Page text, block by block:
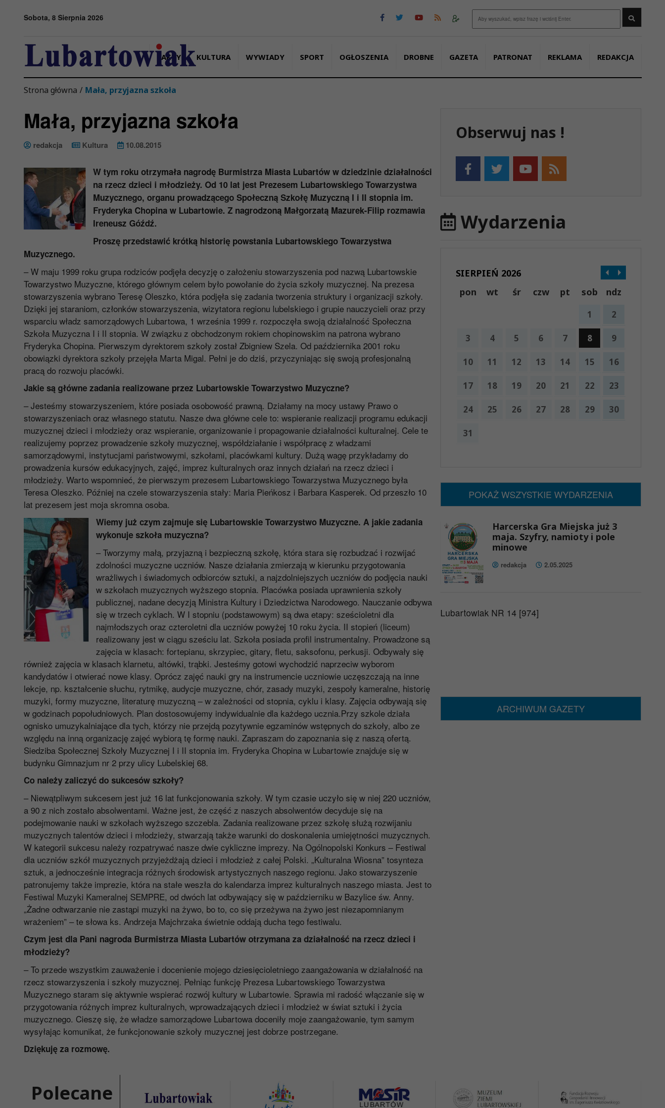
Sobota, 8 Sierpnia 2026
FAKTY KULTURA WYWIADY SPORT OGŁOSZENIA DROBNE GAZETA PATRONAT REKLAMA REDAKCJA
Strona główna / Mała, przyjazna szkoła
Mała, przyjazna szkoła
redakcja Kultura 10.08.2015
W tym roku otrzymała nagrodę Burmistrza Miasta Lubartów w dziedzinie działalności
na rzecz dzieci i młodzieży. Od 10 lat jest Prezesem Lubartowskiego Towarzystwa
Muzycznego, organu prowadzącego Społeczną Szkołę Muzyczną I i II stopnia im.
Fryderyka Chopina w Lubartowie. Z nagrodzoną Małgorzatą Mazurek-Filip rozmawia
Ireneusz Góźdź.
Proszę przedstawić krótką historię powstania Lubartowskiego Towarzystwa
Muzycznego.
– W maju 1999 roku grupa rodziców podjęła decyzję o założeniu stowarzyszenia pod nazwą Lubartowskie
Towarzystwo Muzyczne, którego głównym celem było powołanie do życia szkoły muzycznej. Na prezesa
stowarzyszenia wybrano Teresę Oleszko, która podjęła się zadania tworzenia struktury i organizacji szkoły.
Dzięki jej staraniom, członków stowarzyszenia, wizytatora regionu lubelskiego i grupie nauczycieli oraz przy
wsparciu władz samorządowych Lubartowa, 1 września 1999 r. rozpoczęła swoją działalność Społeczna
Szkoła Muzyczna I i II stopnia. W związku z obchodzonym rokiem chopinowskim na patrona wybrano
Fryderyka Chopina. Pierwszym dyrektorem szkoły został Zbigniew Szela. Od października 2001 roku
obowiązki dyrektora szkoły przejęła Marta Migal. Pełni je do dziś, przyczyniając się swoją profesjonalną
pracą do rozwoju placówki.
Jakie są główne zadania realizowane przez Lubartowskie Towarzystwo Muzyczne?
– Jesteśmy stowarzyszeniem, które posiada osobowość prawną. Działamy na mocy ustawy Prawo o
stowarzyszeniach oraz własnego statutu. Nasze dwa główne cele to: wspieranie realizacji programu edukacji
muzycznej dzieci i młodzieży oraz wspieranie, organizowanie i propagowanie działalności kulturalnej. Cele te
realizujemy poprzez prowadzenie szkoły muzycznej, współdziałanie i współpracę z władzami
samorządowymi, instytucjami państwowymi, szkołami, placówkami kultury. Dużą wagę przykładamy do
prowadzenia kursów edukacyjnych, zajęć, imprez kulturalnych oraz innych działań na rzecz dzieci i
młodzieży. Warto wspomnieć, że pierwszym prezesem Lubartowskiego Towarzystwa Muzycznego była
Teresa Oleszko. Później na czele stowarzyszenia stały: Maria Pieńkosz i Barbara Kasperek. Od przeszło 10
lat prezesem jest moja skromna osoba.
Wiemy już czym zajmuje się Lubartowskie Towarzystwo Muzyczne. A jakie zadania
wykonuje szkoła muzyczna?
– Tworzymy małą, przyjazną i bezpieczną szkołę, która stara się rozbudzać i rozwijać
zdolności muzyczne uczniów. Nasze działania zmierzają w kierunku przygotowania
wrażliwych i świadomych odbiorców sztuki, a najzdolniejszych uczniów do podjęcia nauki
w szkołach muzycznych wyższego stopnia. Placówka posiada uprawnienia szkoły
publicznej, nadane decyzją Ministra Kultury i Dziedzictwa Narodowego. Nauczanie odbywa
się w trzech cyklach. W I stopniu (podstawowym) są dwa etapy: sześcioletni dla
najmłodszych oraz czteroletni dla uczniów powyżej 10 roku życia. II stopień (liceum)
realizowany jest w ciągu sześciu lat. Szkoła posiada profil instrumentalny. Prowadzone są
zajęcia w klasach: fortepianu, skrzypiec, gitary, fletu, saksofonu, perkusji. Odbywały się
również zajęcia w klasach klarnetu, altówki, trąbki. Jesteśmy gotowi wychodzić naprzeciw wyborom
kandydatów i otwierać nowe klasy. Oprócz zajęć nauki gry na instrumencie uczniowie uczęszczają na inne
lekcje, np. kształcenie słuchu, rytmikę, audycje muzyczne, chór, zasady muzyki, zespoły kameralne, historię
muzyki, formy muzyczne, literaturę muzyczną – w zależności od stopnia, cyklu i klasy. Zajęcia odbywają się
w godzinach popołudniowych. Plan dostosowujemy indywidualnie dla każdego ucznia.Przy szkole działa
ognisko umuzykalniające dla tych, którzy nie przejdą pozytywnie egzaminów wstępnych do szkoły, albo ze
względu na inną organizację zajęć wybiorą tę formę nauki. Zapraszam do zapoznania się z naszą ofertą.
Siedziba Społecznej Szkoły Muzycznej I i II stopnia im. Fryderyka Chopina w Lubartowie znajduje się w
budynku Gimnazjum nr 2 przy ulicy Lubelskiej 68.
Co należy zaliczyć do sukcesów szkoły?
– Niewątpliwym sukcesem jest już 16 lat funkcjonowania szkoły. W tym czasie uczyło się w niej 220 uczniów,
a 90 z nich zostało absolwentami. Ważne jest, że część z naszych absolwentów decyduje się na
podejmowanie nauki w szkołach wyższego szczebla. Zadania realizowane przez szkołę służą rozwijaniu
muzycznych talentów dzieci i młodzieży, stwarzają także warunki do doskonalenia umiejętności muzycznych.
W kategorii sukcesu należy rozpatrywać nasze dwie cykliczne imprezy. Na Ogólnopolski Konkurs – Festiwal
dla uczniów szkół muzycznych przyjeżdżają dzieci i młodzież z całej Polski. „Kulturalna Wiosna” tosynteza
sztuk, a jednocześnie integracja różnych środowisk artystycznych naszego regionu. Jako stowarzyszenie
patronujemy także imprezie, która na stałe weszła do kalendarza imprez kulturalnych naszego miasta. Jest to
Festiwal Muzyki Kameralnej SEMPRE, od dwóch lat odbywający się w październiku w Bazylice św. Anny.
„Żadne odtwarzanie nie zastąpi muzyki na żywo, bo to, co się przeżywa na żywo jest niezapomnianym
wrażeniem” – te słowa ks. Andrzeja Majchrzaka świetnie oddają ducha tego festiwalu.
Czym jest dla Pani nagroda Burmistrza Miasta Lubartów otrzymana za działalność na rzecz dzieci i
młodzieży?
– To przede wszystkim zauważenie i docenienie mojego dziesięcioletniego zaangażowania w działalność na
rzecz stowarzyszenia i szkoły muzycznej. Pełniąc funkcję Prezesa Lubartowskiego Towarzystwa
Muzycznego staram się aktywnie wspierać rozwój kultury w Lubartowie. Sprawia mi radość włączanie się w
przygotowania różnych imprez kulturalnych, wprowadzających dzieci i młodzież w świat sztuki i życia
muzycznego. Cieszę się, że władze samorządowe Lubartowa doceniły moje zaangażowanie, tym samym
wysyłając komunikat, że funkcjonowanie szkoły muzycznej jest dobrze postrzegane.
Dziękuję za rozmowę.
Obserwuj nas !
Wydarzenia
SIERPIEŃ 2026
pon
wt śr czw pt sob ndz
1 2
3 4 5 6 7 8 9
10 11 12 13 14 15 16
17 18 19 20 21 22 23
24 25 26 27 28 29 30
31
POKAŻ WSZYSTKIE WYDARZENIA
Harcerska Gra Miejska już 3
maja. Szyfry, namioty i pole
minowe
redakcja 2.05.2025
Lubartowiak NR 14 [974]
ARCHIWUM GAZETY
Polecane